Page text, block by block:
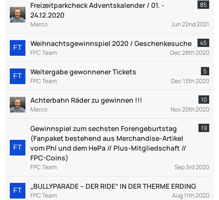
Freizeitparkcheck Adventskalender / 01. -
24.12.2020
85
Marco Jun 22nd 2021
Weihnachtsgewinnspiel 2020 / Geschenkesuche
45
FPC Team
Dec 28th 2020
Weitergabe gewonnener Tickets
5
FPC Team
Dec 13th 2020
Achterbahn Räder zu gewinnen !!!
10
Marco
Nov 20th 2020
Gewinnspiel zum sechsten Forengeburtstag
(Fanpaket bestehend aus Merchandise-Artikel
vom Phl und dem HePa // Plus-Mitgliedschaft //
FPC-Coins)
19
FPC Team Sep 3rd 2020
„BULLYPARADE – DER RIDE“ IN DER THERME ERDING
FPC Team Aug 11th 2020